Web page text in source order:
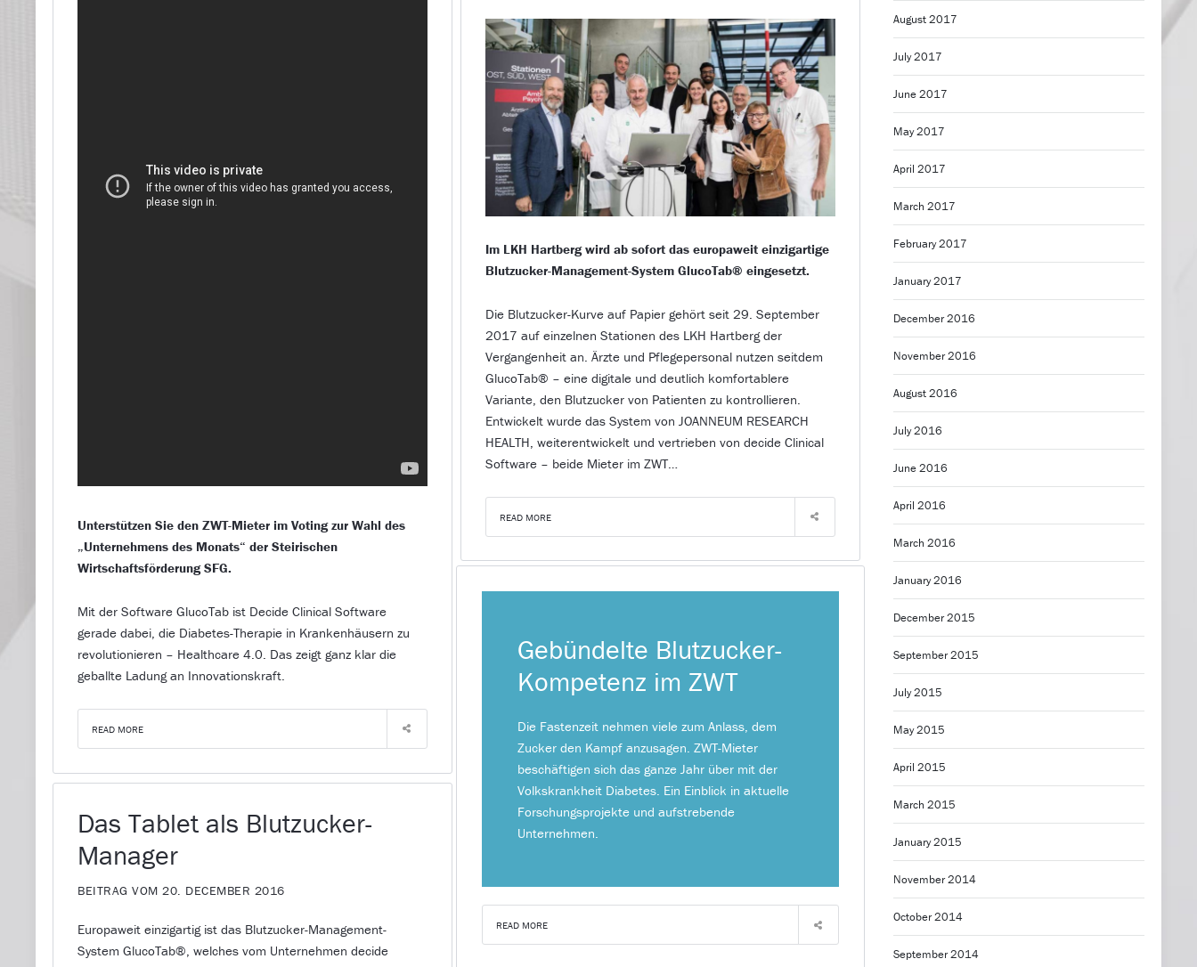
Unterstützen Sie den ZWT-Mieter im Voting zur Wahl des
„Unternehmens des Monats“ der Steirischen
Wirtschaftsförderung SFG.
Mit der Software GlucoTab ist Decide Clinical Software
gerade dabei, die Diabetes-Therapie in Krankenhäusern zu
revolutionieren – Healthcare 4.0. Das zeigt ganz klar die
geballte Ladung an Innovationskraft.
READ MORE
Im LKH Hartberg wird ab sofort das europaweit einzigartige
Blutzucker-Management-System GlucoTab® eingesetzt.
Die Blutzucker-Kurve auf Papier gehört seit 29. September
2017 auf einzelnen Stationen des LKH Hartberg der
Vergangenheit an. Ärzte und Pflegepersonal nutzen seitdem
GlucoTab® – eine digitale und deutlich komfortablere
Variante, den Blutzucker von Patienten zu kontrollieren.
Entwickelt wurde das System von JOANNEUM RESEARCH
HEALTH, weiterentwickelt und vertrieben von decide Clinical
Software – beide Mieter im ZWT…
READ MORE
Gebündelte Blutzucker-
Kompetenz im ZWT
Die Fastenzeit nehmen viele zum Anlass, dem
Zucker den Kampf anzusagen. ZWT-Mieter
beschäftigen sich das ganze Jahr über mit der
Volkskrankheit Diabetes. Ein Einblick in aktuelle
Forschungsprojekte und aufstrebende
Unternehmen.
READ MORE
Das Tablet als Blutzucker-
Manager
BEITRAG VOM 20. DECEMBER 2016
Europaweit einzigartig ist das Blutzucker-Management-
System GlucoTab®, welches vom Unternehmen decide
August 2017
July 2017
June 2017
May 2017
April 2017
March 2017
February 2017
January 2017
December 2016
November 2016
August 2016
July 2016
June 2016
April 2016
March 2016
January 2016
December 2015
September 2015
July 2015
May 2015
April 2015
March 2015
January 2015
November 2014
October 2014
September 2014